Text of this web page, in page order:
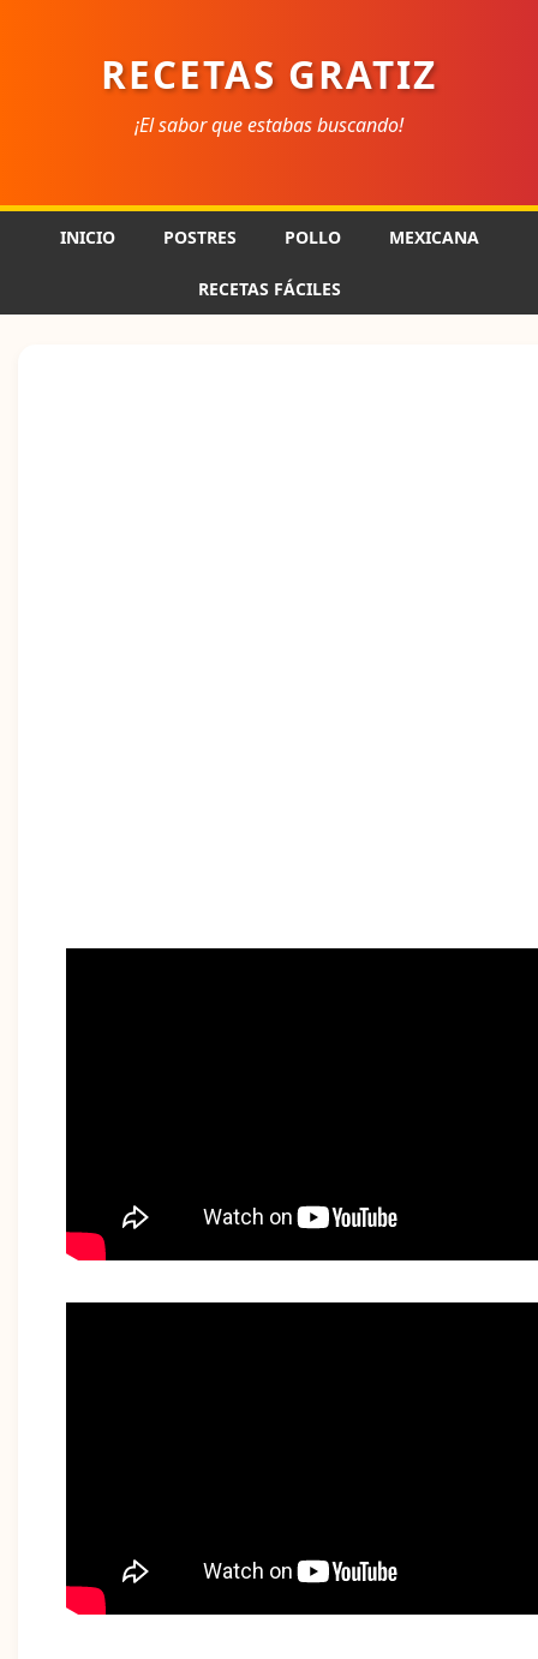
RECETAS GRATIZ
¡El sabor que estabas buscando!
INICIO POSTRES POLLO MEXICANA
RECETAS FÁCILES